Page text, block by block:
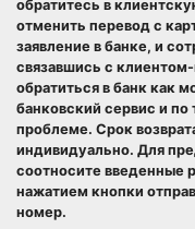
обратитесь в
отменить перевод с
заявление в банке, и
связавшись с
обратиться в банк как
банковский сервис и
проблеме. Срок
индивидуально. Для
соотносите введенные
нажатием кнопки
номер.